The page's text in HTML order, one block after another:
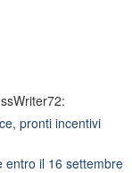
pronti incentivi
entro il 16 settembre